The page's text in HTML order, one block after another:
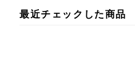
最近チェックした商品